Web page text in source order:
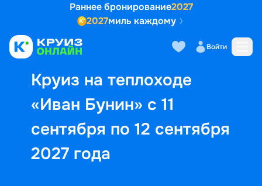
Раннее бронирование2027
2027миль каждому
Войти
Круиз на теплоходе
«Иван Бунин» с 11
сентября по 12 сентября
2027 года
Выбор кают Маршрут и